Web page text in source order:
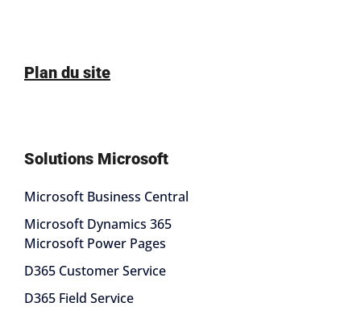
Plan du site
Solutions Microsoft
Microsoft Business Central
Microsoft Dynamics 365
Microsoft Power Pages
D365 Customer Service
D365 Field Service